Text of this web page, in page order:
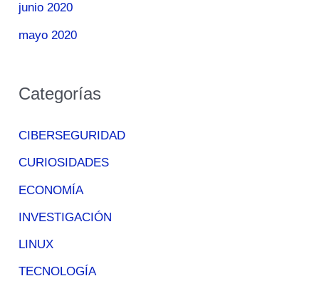
junio 2020
mayo 2020
Categorías
CIBERSEGURIDAD
CURIOSIDADES
ECONOMÍA
INVESTIGACIÓN
LINUX
TECNOLOGÍA